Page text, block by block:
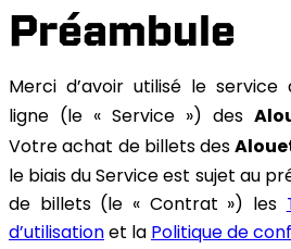
Préambule
Merci d’avoir utilisé le
ligne (le « Service ») des
Votre achat de billets des
le biais du Service est sujet au
de billets (le « Contrat ») les
d’utilisationet laPolitique de